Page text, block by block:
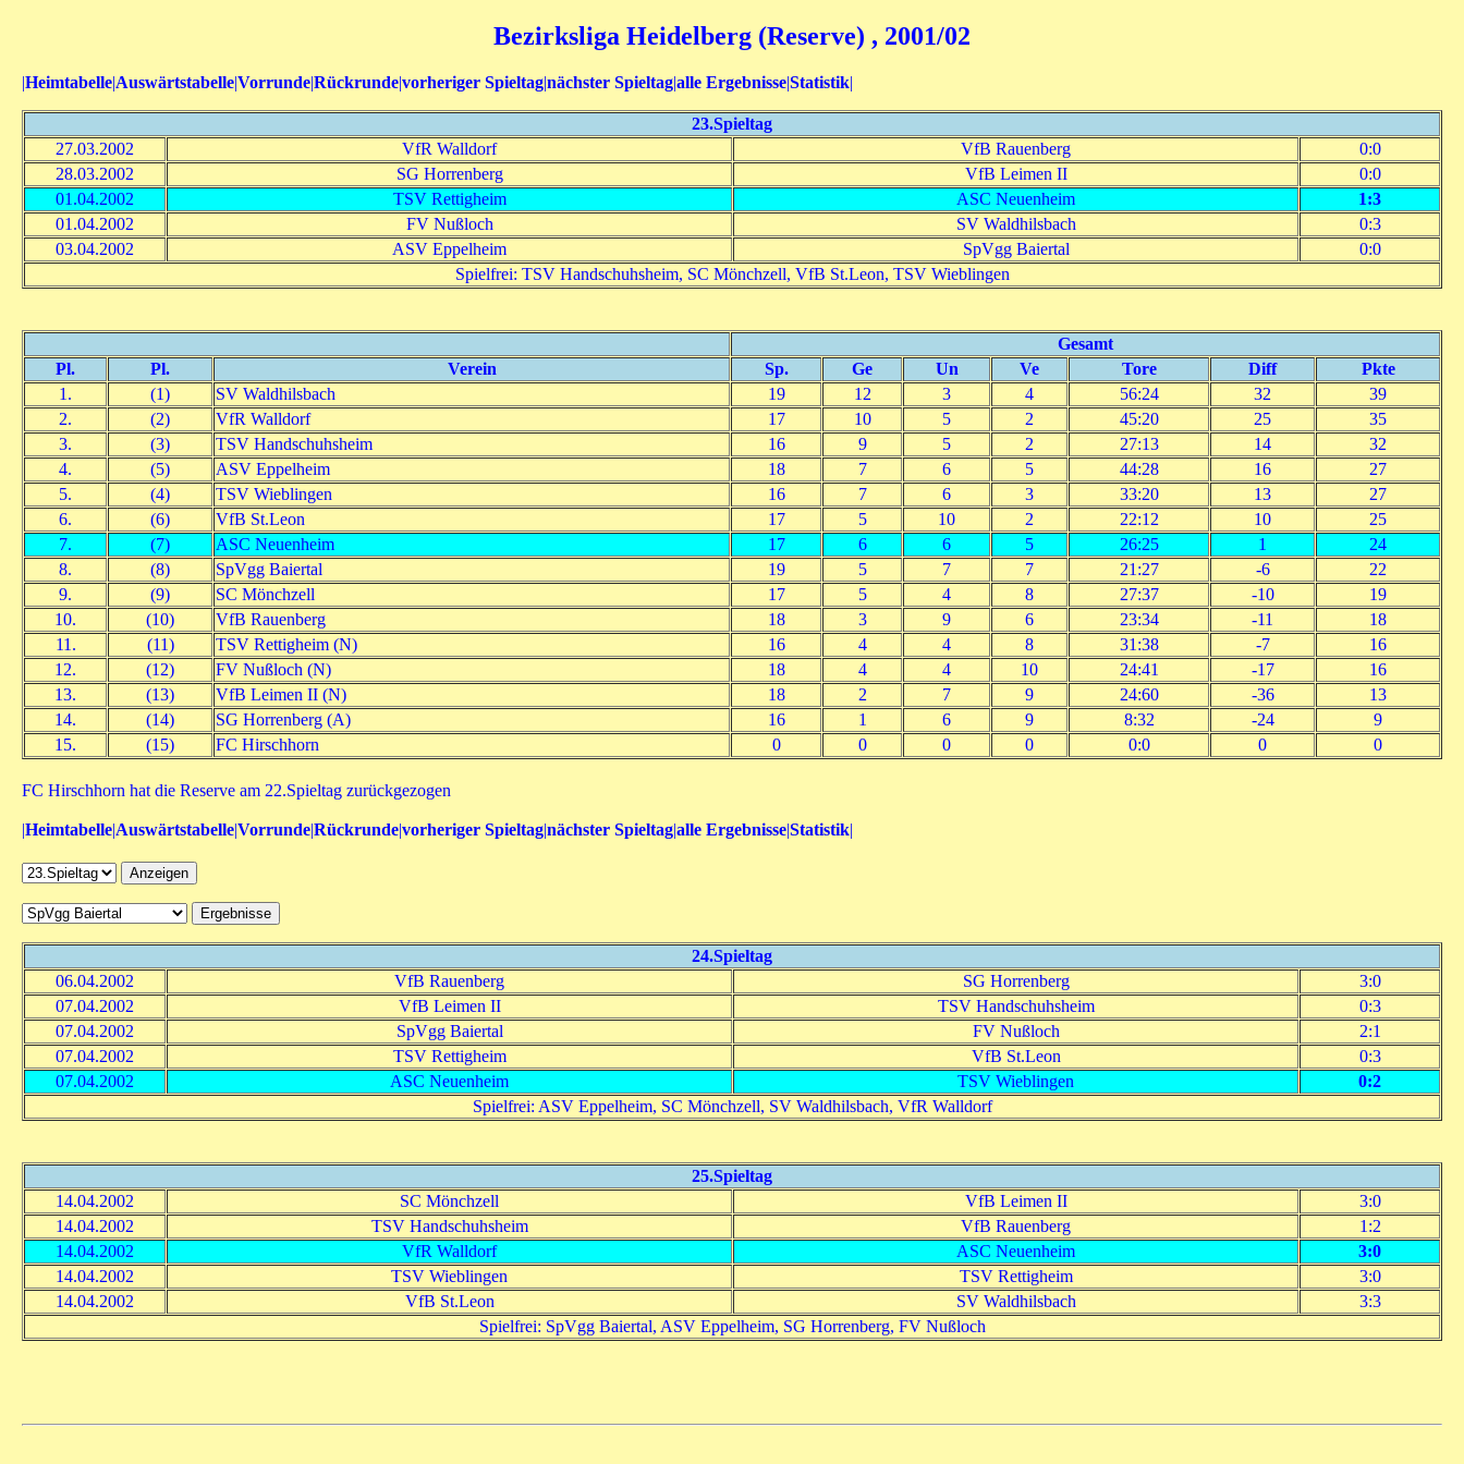
Bezirksliga Heidelberg (Reserve) , 2001/02
|Heimtabelle|Auswärtstabelle|Vorrunde|Rückrunde|vorheriger Spieltag|nächster Spieltag|alle Ergebnisse|Statistik|
23.Spieltag
27.03.2002
VfR Walldorf VfB Rauenberg
0:0
28.03.2002
SG Horrenberg VfB Leimen II
0:0
01.04.2002
TSV Rettigheim ASC Neuenheim
1:3
01.04.2002
FV Nußloch SV Waldhilsbach
0:3
03.04.2002
ASV Eppelheim SpVgg Baiertal
0:0
Spielfrei: TSV Handschuhsheim, SC Mönchzell, VfB St.Leon, TSV Wieblingen
Gesamt
Pl.
Pl. Verein Sp. Ge Un Ve Tore Diff
Pkte
1.
(1) SV Waldhilsbach 19 12 3 4 56:24 32
39
2.
(2) VfR Walldorf 17 10 5 2 45:20 25
35
3.
(3) TSV Handschuhsheim 16 9 5 2 27:13 14
32
4.
(5) ASV Eppelheim 18 7 6 5 44:28 16
27
5.
(4) TSV Wieblingen 16 7 6 3 33:20 13
27
6.
(6) VfB St.Leon 17 5 10 2 22:12 10
25
7.
(7) ASC Neuenheim 17 6 6 5 26:25 1
24
8.
(8) SpVgg Baiertal 19 5 7 7 21:27 -6
22
9.
(9) SC Mönchzell 17 5 4 8 27:37 -10
19
10.
(10) VfB Rauenberg 18 3 9 6 23:34 -11
18
11.
(11) TSV Rettigheim (N) 16 4 4 8 31:38 -7
16
12.
(12) FV Nußloch (N) 18 4 4 10 24:41 -17
16
13.
(13) VfB Leimen II (N) 18 2 7 9 24:60 -36
13
14.
(14) SG Horrenberg (A) 16 1 6 9 8:32 -24
9
15.
(15) FC Hirschhorn 0 0 0 0 0:0 0 0
FC Hirschhorn hat die Reserve am 22.Spieltag zurückgezogen
|Heimtabelle|Auswärtstabelle|Vorrunde|Rückrunde|vorheriger Spieltag|nächster Spieltag|alle Ergebnisse|Statistik|
24.Spieltag
06.04.2002
VfB Rauenberg SG Horrenberg
3:0
07.04.2002
VfB Leimen II TSV Handschuhsheim
0:3
07.04.2002
SpVgg Baiertal FV Nußloch
2:1
07.04.2002
TSV Rettigheim VfB St.Leon
0:3
07.04.2002
ASC Neuenheim TSV Wieblingen
0:2
Spielfrei: ASV Eppelheim, SC Mönchzell, SV Waldhilsbach, VfR Walldorf
25.Spieltag
14.04.2002
SC Mönchzell VfB Leimen II
3:0
14.04.2002
TSV Handschuhsheim VfB Rauenberg
1:2
14.04.2002
VfR Walldorf ASC Neuenheim
3:0
14.04.2002
TSV Wieblingen TSV Rettigheim
3:0
14.04.2002
VfB St.Leon SV Waldhilsbach
3:3
Spielfrei: SpVgg Baiertal, ASV Eppelheim, SG Horrenberg, FV Nußloch